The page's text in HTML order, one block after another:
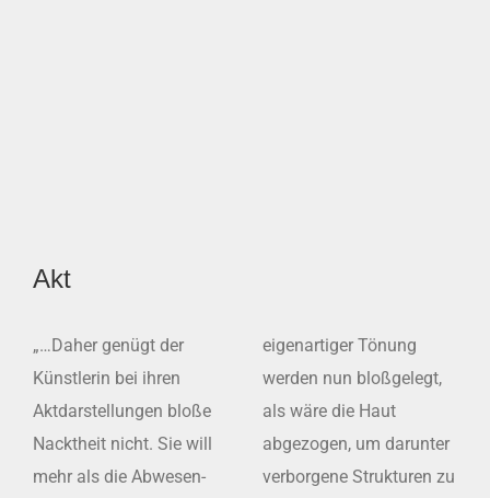
Akt
„…Daher genügt der
Künstlerin bei ihren
Aktdarstellungen bloße
Nacktheit nicht. Sie will
mehr als die Abwe­sen­
eigenartiger Tönung
werden nun bloßgelegt,
als wäre die Haut
abgezogen, um darunter
verborgene Strukturen zu